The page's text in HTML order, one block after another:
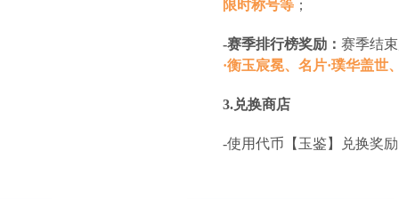
限时称号等 ；
-赛季排行榜奖励： 赛季结
·衡玉宸冕、名片·璞华盖世
3.兑换商店
-使用代币【玉鉴】兑换奖